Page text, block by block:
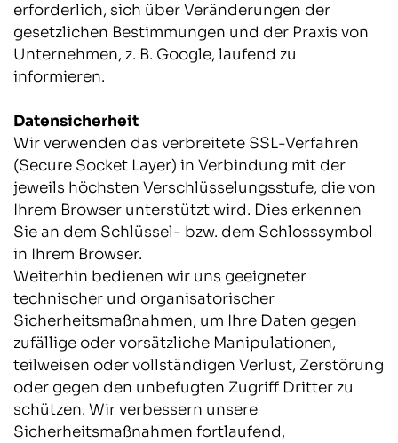
erforderlich, sich über Veränderungen der
gesetzlichen Bestimmungen und der Praxis von
Unternehmen, z. B. Google, laufend zu
informieren.
Datensicherheit
Wir verwenden das verbreitete SSL-Verfahren
(Secure Socket Layer) in Verbindung mit der
jeweils höchsten Verschlüsselungsstufe, die von
Ihrem Browser unterstützt wird. Dies erkennen
Sie an dem Schlüssel- bzw. dem Schlosssymbol
in Ihrem Browser.
Weiterhin bedienen wir uns geeigneter
technischer und organisatorischer
Sicherheitsmaßnahmen, um Ihre Daten gegen
zufällige oder vorsätzliche Manipulationen,
teilweisen oder vollständigen Verlust, Zerstörung
oder gegen den unbefugten Zugriff Dritter zu
schützen. Wir verbessern unsere
Sicherheitsmaßnahmen fortlaufend,